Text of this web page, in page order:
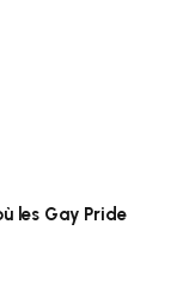
les Gay Pride